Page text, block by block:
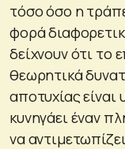
τόσο όσο η
φορά
δείχνουν ότι το
θεωρητικά
αποτυχίας είναι
κυνηγάει έναν
να